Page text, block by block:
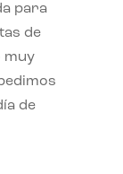
para
de
muy
de